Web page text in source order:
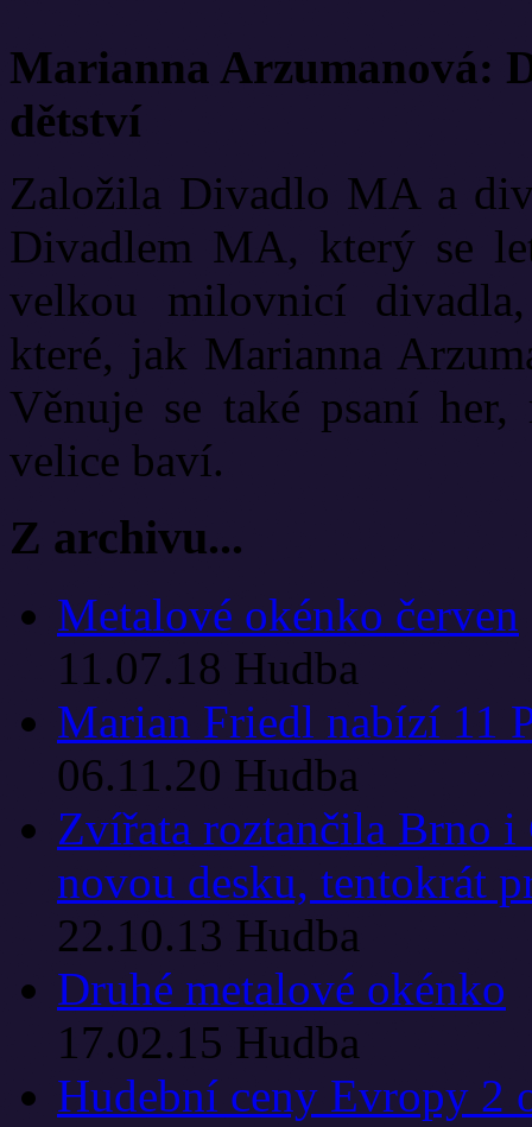
Marianna Arzumanová:
dětství
Založila Divadlo MA a
Divadlem MA, který se
velkou milovnicí
které, jak Marianna
Věnuje se také psaní
velice baví.
Z archivu...
Metalové okénko červen
11.07.18 Hudba
Marian Friedl nabízí 11
06.11.20 Hudba
Zvířata roztančila Brno i
novou desku, tentokrát
22.10.13 Hudba
Druhé metalové okénko
17.02.15 Hudba
Hudební ceny Evropy